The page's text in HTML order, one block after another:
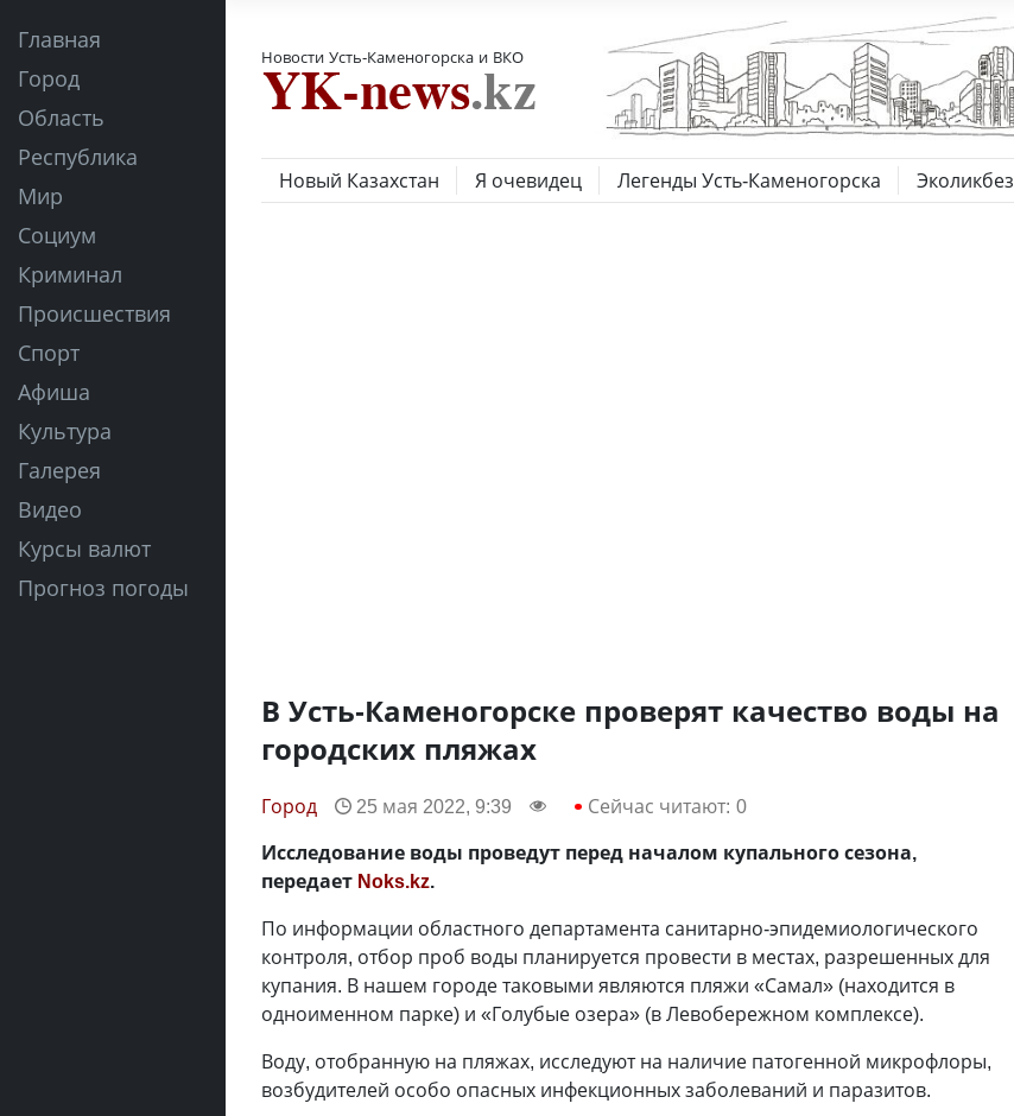
Главная
Город
Область
Республика
Мир
Социум
Криминал
Происшествия
Спорт
Афиша
Культура
Галерея
Видео
Курсы валют
Прогноз погоды
Новости Усть-Каменогорска и ВКО
Новый Казахстан Я очевидец Легенды Усть-Каменогорска Эколикбез
В Усть-Каменогорске проверят качество воды на
городских пляжах
Город 25 мая 2022, 9:39 Сейчас читают: 0
Исследование воды проведут перед началом купального сезона,
передает Noks.kz.
По информации областного департамента санитарно-эпидемиологического
контроля, отбор проб воды планируется провести в местах, разрешенных для
купания. В нашем городе таковыми являются пляжи «Самал» (находится в
одноименном парке) и «Голубые озера» (в Левобережном комплексе).
Воду, отобранную на пляжах, исследуют на наличие патогенной микрофлоры,
возбудителей особо опасных инфекционных заболеваний и паразитов.